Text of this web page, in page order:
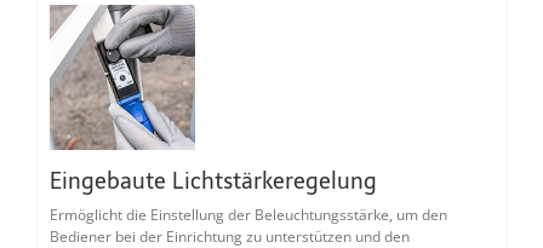
Eingebaute Lichtstärkeregelung
Ermöglicht die Einstellung der Beleuchtungsstärke, um den
Bediener bei der Einrichtung zu unterstützen und den